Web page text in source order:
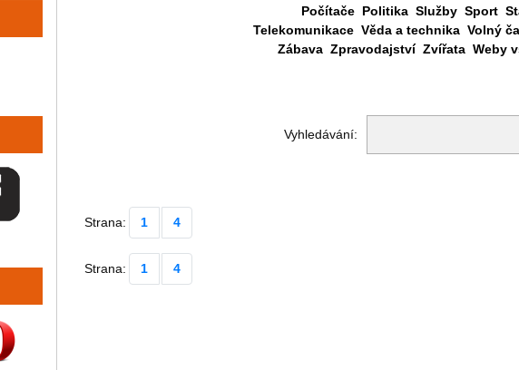
Počítače Politika Služby Sport
Telekomunikace Věda a technika Volný
Zábava Zpravodajství Zvířata Weby
Vyhledávání:
Strana: 1 4
Strana: 1 4